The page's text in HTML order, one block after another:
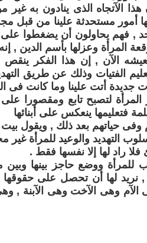
الآتجاه الذى ينادون به
أمور مستحدثة علينا من
, فهم يحاولون أن يضغطوا
المرأة وعزلها بأسم
الآن , إن هذا الفكر
الفتيات وذلك عن طريق
جديدة أتت علينا وما كانت فى
لتصبح تابع ومقصورا
فتعليمها ينعكس على أبنائها
حياتهم بعد ذلك , ويقول بيت
التهديد والوعيد للمرأة غير
راد لها إلا نفسها فقط .
للمرأة ووضع حاجز بينها
نريد لها أن تحصل على حقوقها
الآم وهى الآخت وهى الآبنة ,